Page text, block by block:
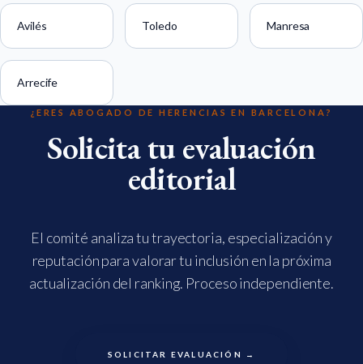
Avilés Toledo Manresa
Arrecife
¿ERES ABOGADO DE HERENCIAS EN BARCELONA?
Solicita tu evaluación
editorial
El comité analiza tu trayectoria, especialización y
reputación para valorar tu inclusión en la próxima
actualización del ranking. Proceso independiente.
SOLICITAR EVALUACIÓN →